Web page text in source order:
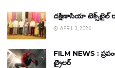
దక్షిణాసియా
APRIL 3, 2026
FILM NEWS :
ట్రైలర్